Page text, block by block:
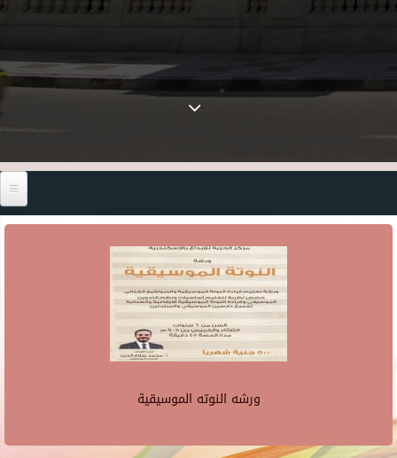
ورشه النوته الموسيقية